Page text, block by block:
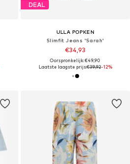
DEAL
ULLA POPKEN
Slimfit Jeans 'Sarah'
€34,93
Oorspronkelijk: €49,90
Laatste laagste prijs:€39,92-12%